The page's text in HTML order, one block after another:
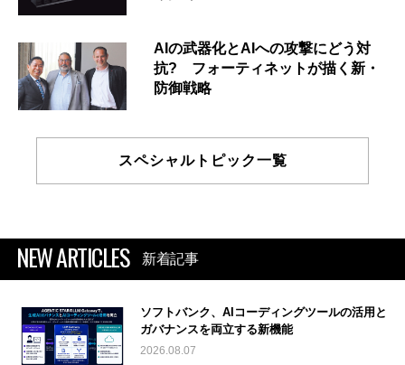
AIの武器化とAIへの攻撃にどう対
抗? フォーティネットが描く新・
防御戦略
スペシャルトピック一覧
NEW ARTICLES 新着記事
ソフトバンク、AIコーディングツールの活用と
ガバナンスを両立する新機能
2026.08.07